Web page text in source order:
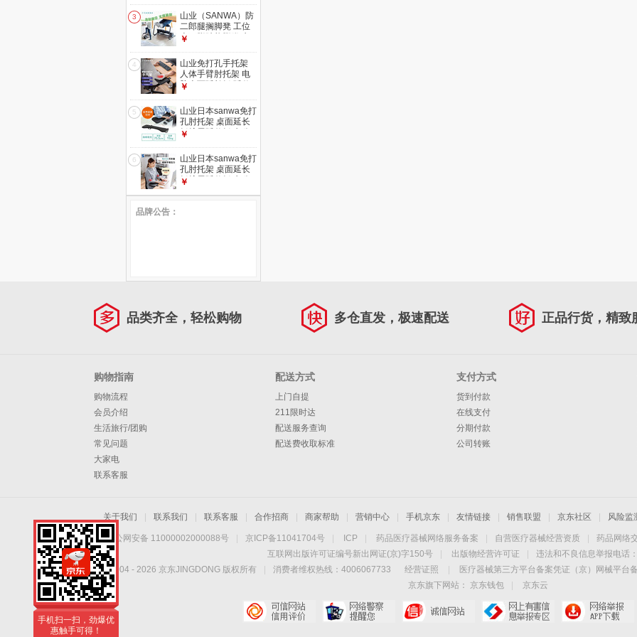
款】-PU皮-可调角
度|刹车轮-黑色
3
山业（SANWA）防
二郎腿搁脚凳 工位
桌下脚踏垫脚凳 办
休腿托 【无极角度
调节】【高度可
调】-100-FR023
￥
4
山业免打孔手托架
人体手臂肘托架 电
脑桌面延长板 延伸
肘托板【夹取高度
15-50mm】
￥
5
山业日本sanwa免打
孔肘托架 桌面延长
板扩展延伸板 办公
架 缓解手臂压力
005-加长 755mm
￥
6
山业日本sanwa免打
孔肘托架 桌面延长
板扩展延伸板 办公
￥
品牌公告：
品类齐全，轻松购物 多仓直发，极速配送 正品行货，精致
购物指南
购物流程
会员介绍
生活旅行/团购
常见问题
大家电
联系客服
配送方式
上门自提
211限时达
配送服务查询
配送费收取标准
支付方式
货到付款
在线支付
分期付款
公司转账
关于我们 联系我们 联系客服 合作招商 商家帮助 营销中心 手机京东 友情链接 销售联盟 京东社区 风险监
京公网安备 11000002000088号 京ICP备11041704号 ICP 药品医疗器械网络服务备案 自营医疗器械经营资质 药品网络
互联网出版许可证编号新出网证(京)字150号
出版物经营许可证
违法和不良信息举报电话
Copyright © 2004 - 2026 京东JINGDONG 版权所有 消费者维权热线：4006067733 经营证照 医疗器械第三方平台备案凭证（京）网械平台
京东旗下网站：
京东钱包 京东云
手机扫一扫，劲爆优
惠触手可得！
手机扫一扫，劲爆优